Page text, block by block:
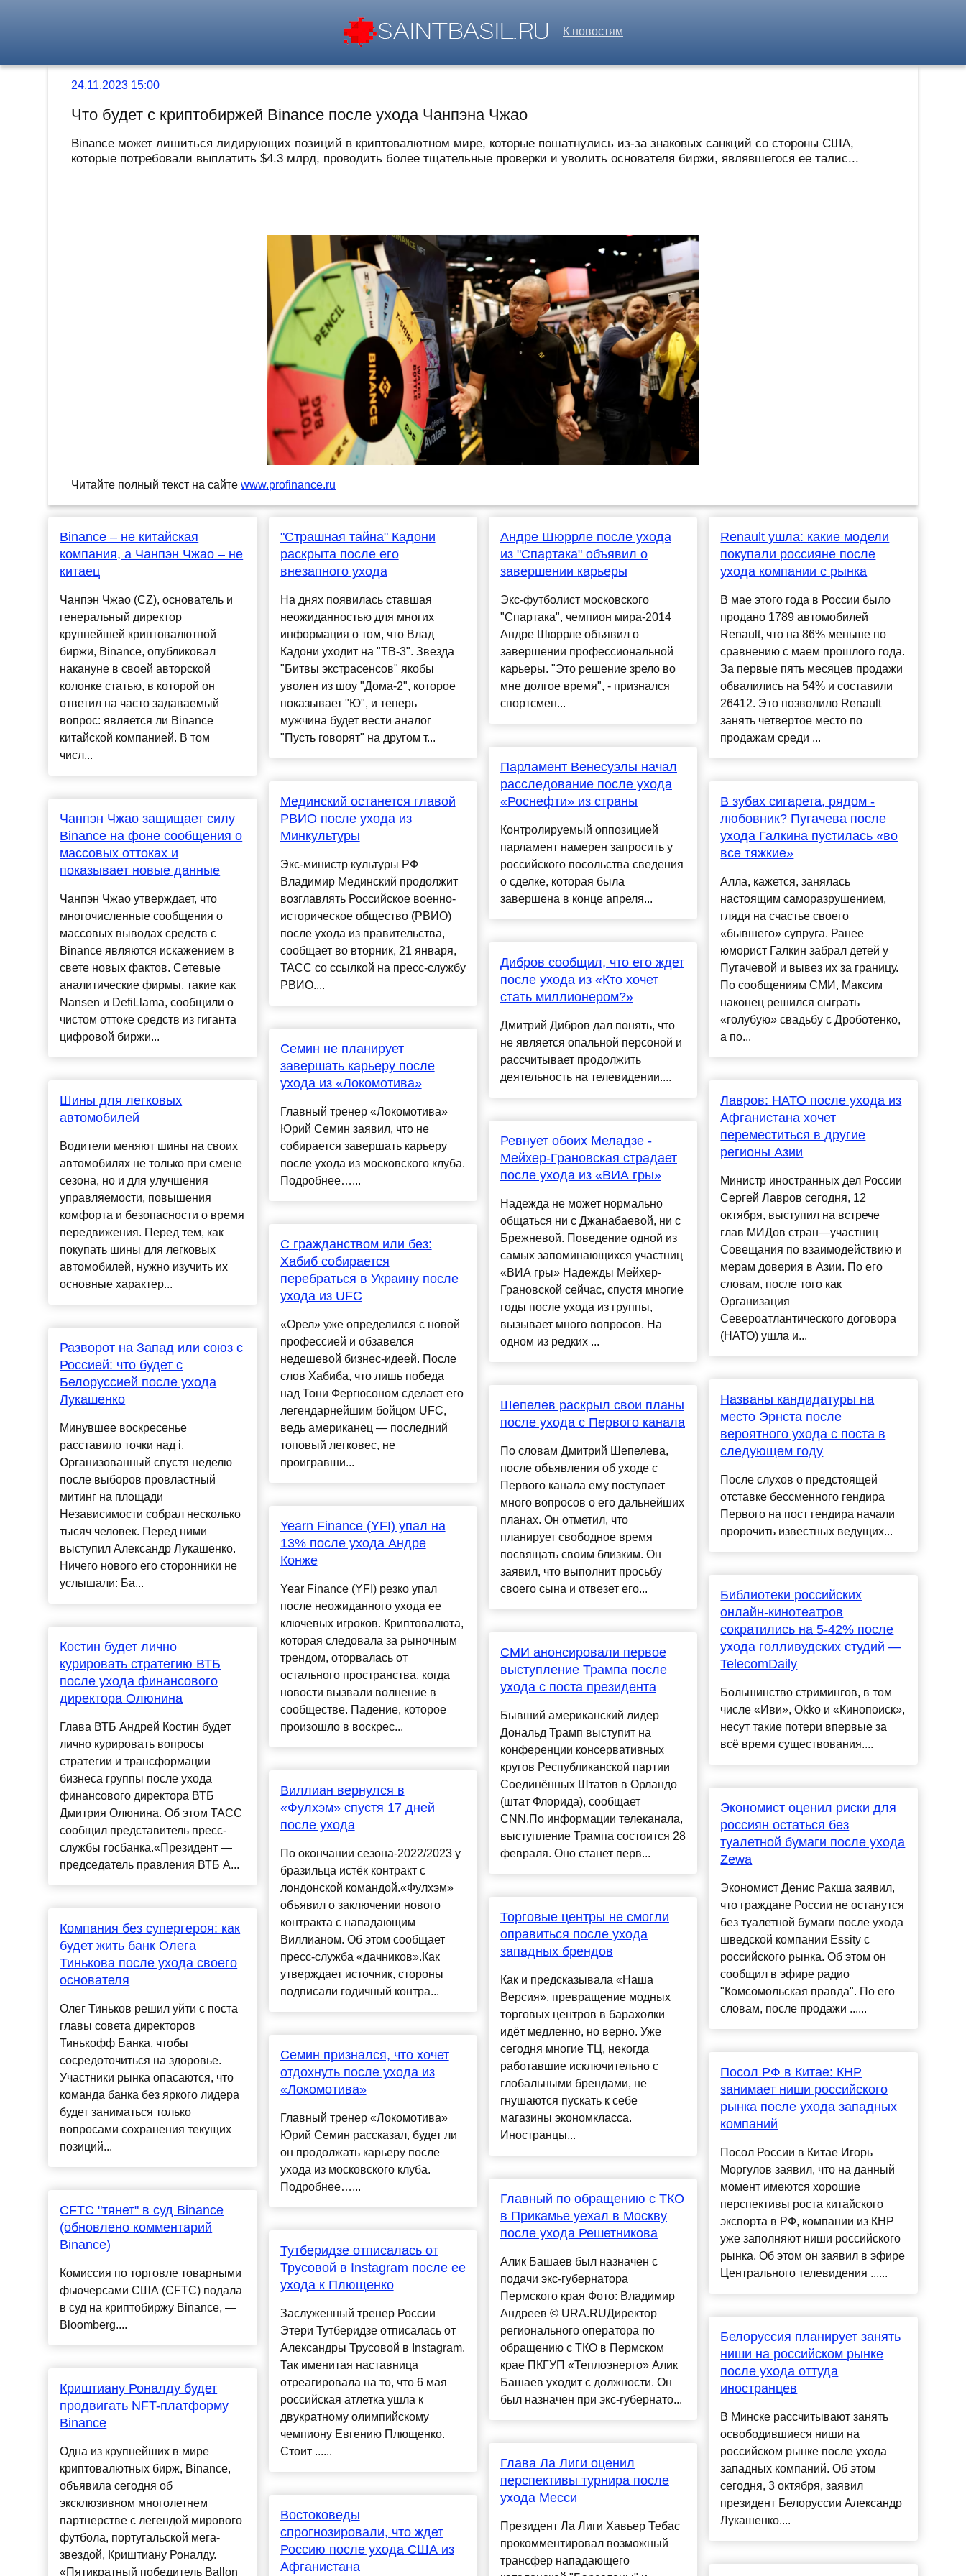
К новостям
24.11.2023 15:00
Что будет с криптобиржей Binance после ухода Чанпэна Чжао
Binance может лишиться лидирующих позиций в криптовалютном мире, которые пошатнулись из-за знаковых санкций со стороны США,
которые потребовали выплатить $4.3 млрд, проводить более тщательные проверки и уволить основателя биржи, являвшегося ее талис...
Читайте полный текст на сайтеwww.profinance.ru
Binance – не китайская
компания, а Чанпэн Чжао – не
китаец
Чанпэн Чжао (CZ), основатель и
генеральный директор
крупнейшей криптовалютной
биржи, Binance, опубликовал
накануне в своей авторской
колонке статью, в которой он
ответил на часто задаваемый
вопрос: является ли Binance
китайской компанией. В том
числ...
Чанпэн Чжао защищает силу
Binance на фоне сообщения о
массовых оттоках и
показывает новые данные
Чанпэн Чжао утверждает, что
многочисленные сообщения о
массовых выводах средств с
Binance являются искажением в
свете новых фактов. Сетевые
аналитические фирмы, такие как
Nansen и DefiLlama, сообщили о
чистом оттоке средств из гиганта
цифровой биржи...
Шины для легковых
автомобилей
Водители меняют шины на своих
автомобилях не только при смене
сезона, но и для улучшения
управляемости, повышения
комфорта и безопасности о время
передвижения. Перед тем, как
покупать шины для легковых
автомобилей, нужно изучить их
основные характер...
Разворот на Запад или союз с
Россией: что будет с
Белоруссией после ухода
Лукашенко
Минувшее воскресенье
расставило точки над i.
Организованный спустя неделю
после выборов провластный
митинг на площади
Независимости собрал несколько
тысяч человек. Перед ними
выступил Александр Лукашенко.
Ничего нового его сторонники не
услышали: Ба...
Костин будет лично
курировать стратегию ВТБ
после ухода финансового
директора Олюнина
Глава ВТБ Андрей Костин будет
лично курировать вопросы
стратегии и трансформации
бизнеса группы после ухода
финансового директора ВТБ
Дмитрия Олюнина. Об этом ТАСС
сообщил представитель пресс-
службы госбанка.«Президент —
председатель правления ВТБ А...
Компания без супергероя: как
будет жить банк Олега
Тинькова после ухода своего
основателя
Олег Тиньков решил уйти с поста
главы совета директоров
Тинькофф Банка, чтобы
сосредоточиться на здоровье.
Участники рынка опасаются, что
команда банка без яркого лидера
будет заниматься только
вопросами сохранения текущих
позиций...
CFTC "тянет" в суд Binance
(обновлено комментарий
Binance)
Комиссия по торговле товарными
фьючерсами США (CFTC) подала
в суд на криптобиржу Binance, —
Bloomberg....
Криштиану Роналду будет
продвигать NFT-платформу
Binance
Одна из крупнейших в мире
криптовалютных бирж, Binance,
объявила сегодня об
эксклюзивном многолетнем
партнерстве с легендой мирового
футбола, португальской мега-
звездой, Криштиану Роналду.
«Пятикратный победитель Ballon
"Страшная тайна" Кадони
раскрыта после его
внезапного ухода
На днях появилась ставшая
неожиданностью для многих
информация о том, что Влад
Кадони уходит на "ТВ-3". Звезда
"Битвы экстрасенсов" якобы
уволен из шоу "Дома-2", которое
показывает "Ю", и теперь
мужчина будет вести аналог
"Пусть говорят" на другом т...
Мединский останется главой
РВИО после ухода из
Минкультуры
Экс-министр культуры РФ
Владимир Мединский продолжит
возглавлять Российское военно-
историческое общество (РВИО)
после ухода из правительства,
сообщает во вторник, 21 января,
ТАСС со ссылкой на пресс-службу
РВИО....
Семин не планирует
завершать карьеру после
ухода из «Локомотива»
Главный тренер «Локомотива»
Юрий Семин заявил, что не
собирается завершать карьеру
после ухода из московского клуба.
Подробнее…...
С гражданством или без:
Хабиб собирается
перебраться в Украину после
ухода из UFC
«Орел» уже определился с новой
профессией и обзавелся
недешевой бизнес-идеей. После
слов Хабиба, что лишь победа
над Тони Фергюсоном сделает его
легендарнейшим бойцом UFC,
ведь американец — последний
топовый легковес, не
проигравши...
Yearn Finance (YFI) упал на
13% после ухода Андре
Конже
Year Finance (YFI) резко упал
после неожиданного ухода ее
ключевых игроков. Криптовалюта,
которая следовала за рыночным
трендом, оторвалась от
остального пространства, когда
новости вызвали волнение в
сообществе. Падение, которое
произошло в воскрес...
Виллиан вернулся в
«Фулхэм» спустя 17 дней
после ухода
По окончании сезона-2022/2023 у
бразильца истёк контракт с
лондонской командой.«Фулхэм»
объявил о заключении нового
контракта с нападающим
Виллианом. Об этом сообщает
пресс-служба «дачников».Как
утверждает источник, стороны
подписали годичный контра...
Семин признался, что хочет
отдохнуть после ухода из
«Локомотива»
Главный тренер «Локомотива»
Юрий Семин рассказал, будет ли
он продолжать карьеру после
ухода из московского клуба.
Подробнее…...
Тутберидзе отписалась от
Трусовой в Instagram после ее
ухода к Плющенко
Заслуженный тренер России
Этери Тутберидзе отписалась от
Александры Трусовой в Instagram.
Так именитая наставница
отреагировала на то, что 6 мая
российская атлетка ушла к
двукратному олимпийскому
чемпиону Евгению Плющенко.
Стоит ......
Востоковеды
спрогнозировали, что ждет
Россию после ухода США из
Афганистана
Андре Шюррле после ухода
из "Спартака" объявил о
завершении карьеры
Экс-футболист московского
"Спартака", чемпион мира-2014
Андре Шюррле объявил о
завершении профессиональной
карьеры. "Это решение зрело во
мне долгое время", - признался
спортсмен...
Парламент Венесуэлы начал
расследование после ухода
«Роснефти» из страны
Контролируемый оппозицией
парламент намерен запросить у
российского посольства сведения
о сделке, которая была
завершена в конце апреля...
Дибров сообщил, что его ждет
после ухода из «Кто хочет
стать миллионером?»
Дмитрий Дибров дал понять, что
не является опальной персоной и
рассчитывает продолжить
деятельность на телевидении....
Ревнует обоих Меладзе -
Мейхер-Грановская страдает
после ухода из «ВИА гры»
Надежда не может нормально
общаться ни с Джанабаевой, ни с
Брежневой. Поведение одной из
самых запоминающихся участниц
«ВИА гры» Надежды Мейхер-
Грановской сейчас, спустя многие
годы после ухода из группы,
вызывает много вопросов. На
одном из редких ...
Шепелев раскрыл свои планы
после ухода с Первого канала
По словам Дмитрий Шепелева,
после объявления об уходе с
Первого канала ему поступает
много вопросов о его дальнейших
планах. Он отметил, что
планирует свободное время
посвящать своим близким. Он
заявил, что выполнит просьбу
своего сына и отвезет его...
СМИ анонсировали первое
выступление Трампа после
ухода с поста президента
Бывший американский лидер
Дональд Трамп выступит на
конференции консервативных
кругов Республиканской партии
Соединённых Штатов в Орландо
(штат Флорида), сообщает
CNN.По информации телеканала,
выступление Трампа состоится 28
февраля. Оно станет перв...
Торговые центры не смогли
оправиться после ухода
западных брендов
Как и предсказывала «Наша
Версия», превращение модных
торговых центров в барахолки
идёт медленно, но верно. Уже
сегодня многие ТЦ, некогда
работавшие исключительно с
глобальными брендами, не
гнушаются пускать к себе
магазины экономкласса.
Иностранцы...
Главный по обращению с ТКО
в Прикамье уехал в Москву
после ухода Решетникова
Алик Башаев был назначен с
подачи экс-губернатора
Пермского края Фото: Владимир
Андреев © URA.RUДиректор
регионального оператора по
обращению с ТКО в Пермском
крае ПКГУП «Теплоэнерго» Алик
Башаев уходит с должности. Он
был назначен при экс-губернато...
Глава Ла Лиги оценил
перспективы турнира после
ухода Месси
Президент Ла Лиги Хавьер Тебас
прокомментировал возможный
трансфер нападающего
Renault ушла: какие модели
покупали россияне после
ухода компании с рынка
В мае этого года в России было
продано 1789 автомобилей
Renault, что на 86% меньше по
сравнению с маем прошлого года.
За первые пять месяцев продажи
обвалились на 54% и составили
26412. Это позволило Renault
занять четвертое место по
продажам среди ...
В зубах сигарета, рядом -
любовник? Пугачева после
ухода Галкина пустилась «во
все тяжкие»
Алла, кажется, занялась
настоящим саморазрушением,
глядя на счастье своего
«бывшего» супруга. Ранее
юморист Галкин забрал детей у
Пугачевой и вывез их за границу.
По сообщениям СМИ, Максим
наконец решился сыграть
«голубую» свадьбу с Дроботенко,
а по...
Лавров: НАТО после ухода из
Афганистана хочет
переместиться в другие
регионы Азии
Министр иностранных дел России
Сергей Лавров сегодня, 12
октября, выступил на встрече
глав МИДов стран—участниц
Совещания по взаимодействию и
мерам доверия в Азии. По его
словам, после того как
Организация
Североатлантического договора
(НАТО) ушла и...
Названы кандидатуры на
место Эрнста после
вероятного ухода с поста в
следующем году
После слухов о предстоящей
отставке бессменного гендира
Первого на пост гендира начали
пророчить известных ведущих...
Библиотеки российских
онлайн-кинотеатров
сократились на 5-42% после
ухода голливудских студий —
TelecomDaily
Большинство стримингов, в том
числе «Иви», Okko и «Кинопоиск»,
несут такие потери впервые за
всё время существования....
Экономист оценил риски для
россиян остаться без
туалетной бумаги после ухода
Zewa
Экономист Денис Ракша заявил,
что граждане России не останутся
без туалетной бумаги после ухода
шведской компании Essity с
российского рынка. Об этом он
сообщил в эфире радио
"Комсомольская правда". По его
словам, после продажи ......
Посол РФ в Китае: КНР
занимает ниши российского
рынка после ухода западных
компаний
Посол России в Китае Игорь
Моргулов заявил, что на данный
момент имеются хорошие
перспективы роста китайского
экспорта в РФ, компании из КНР
уже заполняют ниши российского
рынка. Об этом он заявил в эфире
Центрального телевидения ......
Белоруссия планирует занять
ниши на российском рынке
после ухода оттуда
иностранцев
В Минске рассчитывают занять
освободившиеся ниши на
российском рынке после ухода
западных компаний. Об этом
сегодня, 3 октября, заявил
президент Белоруссии Александр
Лукашенко....